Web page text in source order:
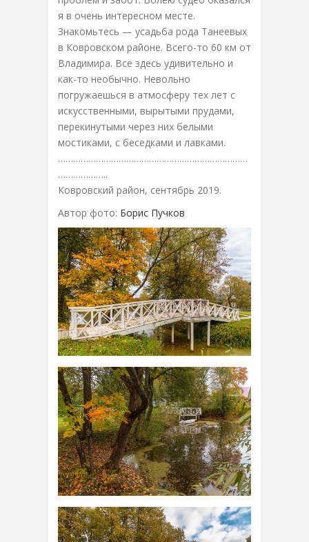
я в очень интересном месте.
Знакомьтесь — усадьба рода Танеевых
в Ковровском районе. Всего-то 60 км от
Владимира. Все здесь удивительно и
как-то необычно. Невольно
погружаешься в атмосферу тех лет с
искусственными, вырытыми прудами,
перекинутыми через них белыми
мостиками, с беседками и лавками.
…………………………………………………………………
………………..
Ковровский район, сентябрь 2019.
Автор фото: Борис Пучков